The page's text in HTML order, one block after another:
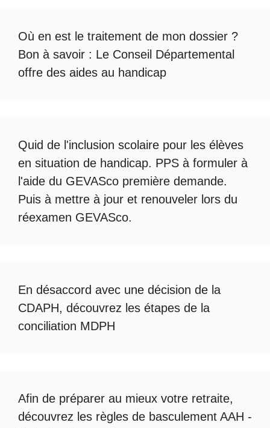
Où en est le traitement de mon dossier ?
Bon à savoir : Le Conseil Départemental
offre des aides au handicap
Quid de l'inclusion scolaire pour les élèves
en situation de handicap. PPS à formuler à
l'aide du GEVASco première demande.
Puis à mettre à jour et renouveler lors du
réexamen GEVASco.
En désaccord avec une décision de la
CDAPH, découvrez les étapes de la
conciliation MDPH
Afin de préparer au mieux votre retraite,
découvrez les règles de basculement AAH -